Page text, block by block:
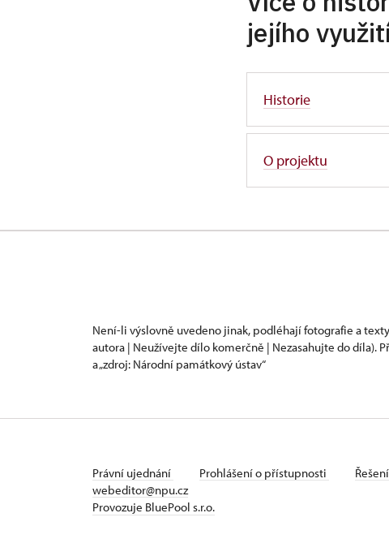
jejího
Historie
O projektu
Není-li výslovně uvedeno jinak, podléhají fotografie a texty
autora | Neužívejte dílo komerčně | Nezasahujte do díla).
a „zdroj: Národní památkový ústav“
Právní ujednání Prohlášení o přístupnosti
webeditor@npu.cz
Provozuje BluePool s.r.o.